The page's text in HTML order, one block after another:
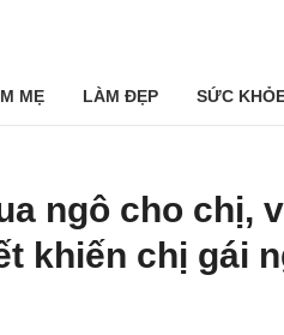
MẸ LÀM ĐẸP SỨC
ngô cho chị,
khiến chị gái